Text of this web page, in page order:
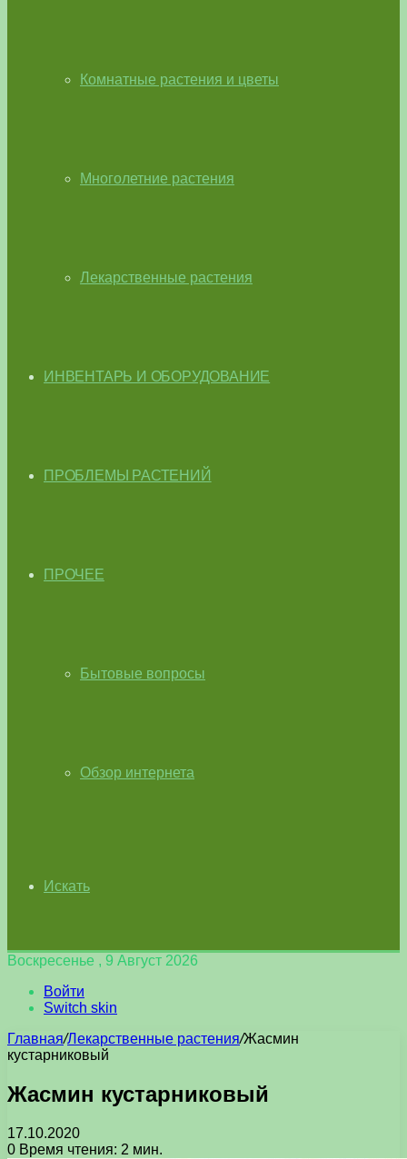
Комнатные растения и цветы
Многолетние растения
Лекарственные растения
ИНВЕНТАРЬ И ОБОРУДОВАНИЕ
ПРОБЛЕМЫ РАСТЕНИЙ
ПРОЧЕЕ
Бытовые вопросы
Обзор интернета
Искать
Воскресенье , 9 Август 2026
Войти
Switch skin
Главная/Лекарственные растения/Жасмин
кустарниковый
Жасмин кустарниковый
17.10.2020
0 Время чтения: 2 мин.